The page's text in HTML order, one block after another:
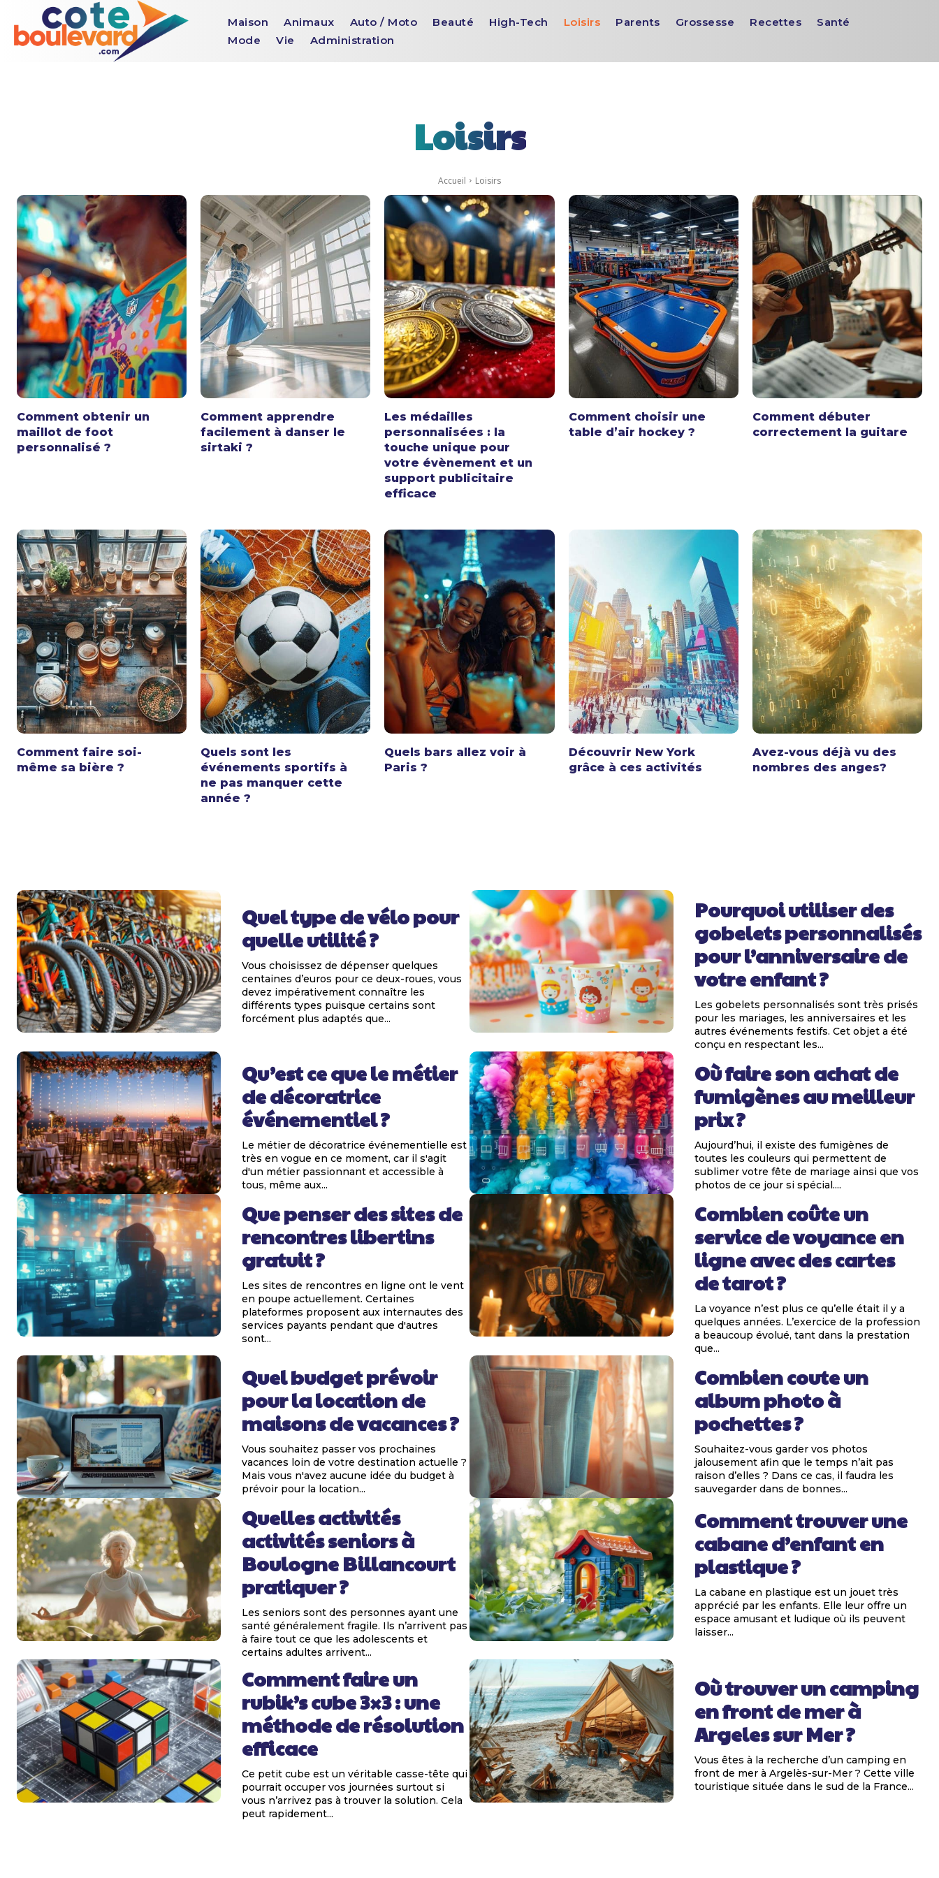
Maison Animaux Auto / Moto Beauté High-Tech Loisirs Parents Grossesse Recettes
Santé
Mode
Vie Administration
Loisirs
Accueil Loisirs
Comment obtenir un
maillot de foot
personnalisé ?
Comment apprendre
facilement à danser le
sirtaki ?
Les médailles
personnalisées : la
touche unique pour
votre évènement et un
support publicitaire
efficace
Comment choisir une
table d’air hockey ?
Comment débuter
correctement la guitare
Comment faire soi-
même sa bière ?
Quels sont les
événements sportifs à
ne pas manquer cette
année ?
Quels bars allez voir à
Paris ?
Découvrir New York
grâce à ces activités
Avez-vous déjà vu des
nombres des anges?
Quel type de vélo pour
quelle utilité ?
Vous choisissez de dépenser quelques
centaines d’euros pour ce deux-roues, vous
devez impérativement connaître les
différents types puisque certains sont
forcément plus adaptés que...
Pourquoi utiliser des
gobelets personnalisés
pour l’anniversaire de
votre enfant ?
Les gobelets personnalisés sont très prisés
pour les mariages, les anniversaires et les
autres événements festifs. Cet objet a été
conçu en respectant les...
Qu’est ce que le métier
de décoratrice
événementiel ?
Le métier de décoratrice événementielle est
très en vogue en ce moment, car il s'agit
d'un métier passionnant et accessible à
tous, même aux...
Où faire son achat de
fumigènes au meilleur
prix ?
Aujourd’hui, il existe des fumigènes de
toutes les couleurs qui permettent de
sublimer votre fête de mariage ainsi que vos
photos de ce jour si spécial....
Que penser des sites de
rencontres libertins
gratuit ?
Les sites de rencontres en ligne ont le vent
en poupe actuellement. Certaines
plateformes proposent aux internautes des
services payants pendant que d'autres
sont...
Combien coûte un
service de voyance en
ligne avec des cartes
de tarot ?
La voyance n’est plus ce qu’elle était il y a
quelques années. L’exercice de la profession
a beaucoup évolué, tant dans la prestation
que...
Quel budget prévoir
pour la location de
maisons de vacances ?
Vous souhaitez passer vos prochaines
vacances loin de votre destination actuelle ?
Mais vous n'avez aucune idée du budget à
prévoir pour la location...
Combien coute un
album photo à
pochettes ?
Souhaitez-vous garder vos photos
jalousement afin que le temps n’ait pas
raison d’elles ? Dans ce cas, il faudra les
sauvegarder dans de bonnes...
Quelles activités
activités seniors à
Boulogne Billancourt
pratiquer ?
Les seniors sont des personnes ayant une
santé généralement fragile. Ils n’arrivent pas
à faire tout ce que les adolescents et
certains adultes arrivent...
Comment trouver une
cabane d’enfant en
plastique ?
La cabane en plastique est un jouet très
apprécié par les enfants. Elle leur offre un
espace amusant et ludique où ils peuvent
laisser...
Comment faire un
rubik’s cube 3×3 : une
méthode de résolution
efficace
Ce petit cube est un véritable casse-tête qui
pourrait occuper vos journées surtout si
vous n’arrivez pas à trouver la solution. Cela
peut rapidement...
Où trouver un camping
en front de mer à
Argeles sur Mer ?
Vous êtes à la recherche d’un camping en
front de mer à Argelès-sur-Mer ? Cette ville
touristique située dans le sud de la France...